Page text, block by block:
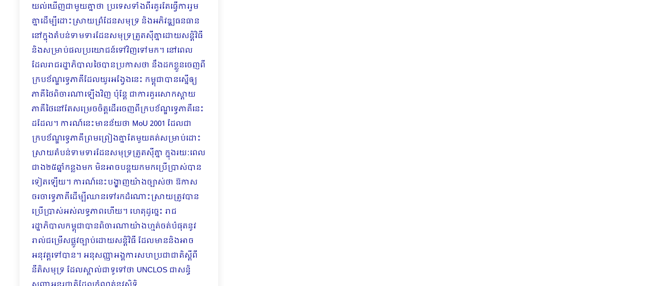
យល់ឃើញជាមួយគ្នាថា ប្រទេសទាំងពីរគួរតែធ្វើការរួម
គ្នាដើម្បីដោះស្រាយព្រំដែនសមុទ្រ និងអភិវឌ្ឍធនធាន
នៅក្នុងតំបន់ទាមទារដែនសមុទ្រត្រួតស៊ីគ្នាដោយសន្តិវិធី
និងសម្រាប់ផលប្រយោជន៍ទៅវិញទៅមក។ នៅពេល
ដែលរាជរដ្ឋាភិបាលថៃបានប្រកាសថា នឹងដកខ្លួនចេញពី
ក្របខ័ណ្ឌទ្វេភាគីដែលយូរអង្វែងនេះ កម្ពុជាបានស្នើឲ្យ
ភាគីថៃពិចារណាឡើងវិញ ប៉ុន្តែ ជាការគួរសោកស្ដាយ
ភាគីថៃនៅតែសម្រេចចិត្តដើរចេញពីក្របខ័ណ្ឌទ្វេភាគីនេះ
ដដែល។ ការណ៍នេះមានន័យថា MoU 2001 ដែលជា
ក្របខ័ណ្ឌទ្វេភាគីព្រមព្រៀងគ្នាតែមួយគត់សម្រាប់ដោះ
ស្រាយតំបន់ទាមទារដែនសមុទ្រត្រួតស៊ីគ្នា ក្នុងរយៈពេល
ជាង២៥ឆ្នាំកន្លងមក មិនអាចបន្តយកមកប្រើប្រាស់បាន
ទៀតឡើយ។ ការណ៍នេះបង្ហាញយ៉ាងច្បាស់ថា ឱកាស
ចរចាទ្វេភាគីដើម្បីឈានទៅរកដំណោះស្រាយត្រូវបាន
ប្រើប្រាស់អស់លទ្ធភាពហើយ។ ហេតុដូច្នេះ រាជ
រដ្ឋាភិបាលកម្ពុជាបានពិចារណាយ៉ាងហ្មត់ចត់បំផុតនូវ
រាល់ជម្រើសផ្លូវច្បាប់ដោយសន្តិវិធី ដែលមាននិងអាច
អនុវត្តទៅបាន។ អនុសញ្ញាអង្គការសហប្រជាជាតិស្ដីពី
នីតិសមុទ្រ ដែលស្គាល់ជាទូទៅថា UNCLOS ជាសន្ធិ